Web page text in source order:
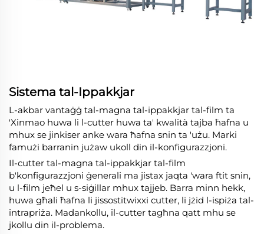
Sistema tal-Ippakkjar
L-akbar vantaġġ tal-magna tal-ippakkjar tal-film ta
'Xinmao huwa li l-cutter huwa ta' kwalità tajba ħafna u
mhux se jinkiser anke wara ħafna snin ta 'użu. Marki
famużi barranin jużaw ukoll din il-konfigurazzjoni.
Il-cutter tal-magna tal-ippakkjar tal-film
b'konfigurazzjoni ġenerali ma jistax jaqta 'wara ftit snin,
u l-film jeħel u s-siġillar mhux tajjeb. Barra minn hekk,
huwa għali ħafna li jissostitwixxi cutter, li jżid l-ispiża tal-
intrapriża. Madankollu, il-cutter tagħna qatt mhu se
jkollu din il-problema.